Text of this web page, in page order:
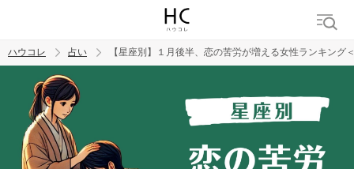
トレンド ワード
ハウコレ 占い 【星座別】１月後半、恋の苦労が増える女性ランキング